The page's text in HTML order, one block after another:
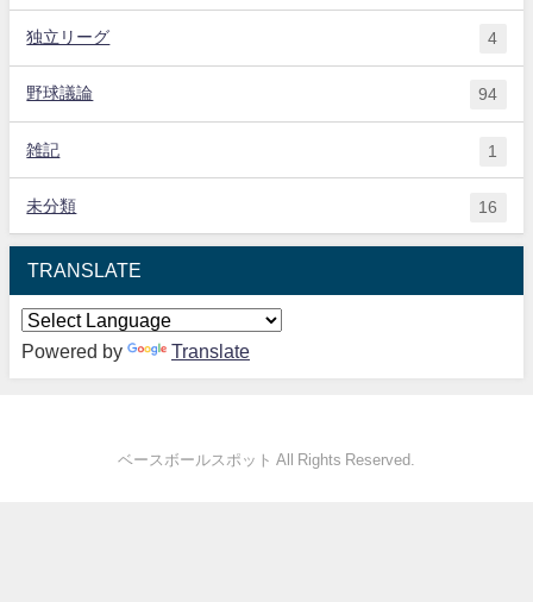
独立リーグ 4
野球議論 94
雑記 1
未分類 16
TRANSLATE
Powered by Translate
ベースボールスポット All Rights Reserved.